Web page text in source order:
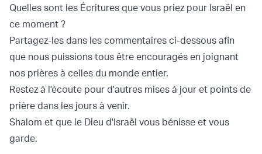
Quelles sont les Écritures que vous priez pour Israël en
ce moment ?
Partagez-les dans les commentaires ci-dessous afin
que nous puissions tous être encouragés en joignant
nos prières à celles du monde entier.
Restez à l'écoute pour d'autres mises à jour et points de
prière dans les jours à venir.
Shalom et que le Dieu d'Israël vous bénisse et vous
garde.